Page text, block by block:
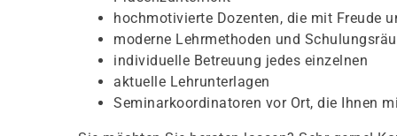
hochmotivierte Dozenten, die mit Freude
moderne Lehrmethoden und
individuelle Betreuung jedes einzelnen
aktuelle Lehrunterlagen
Seminarkoordinatoren vor Ort, die Ihnen